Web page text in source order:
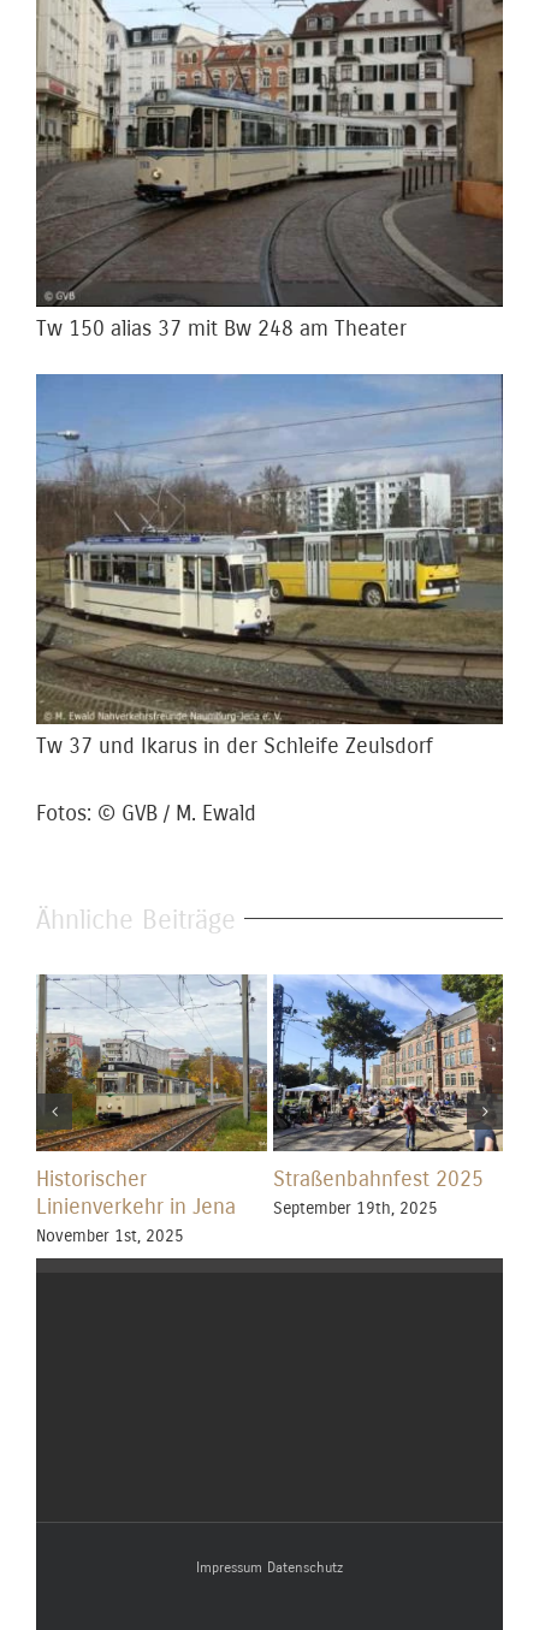
Tw 150 alias 37 mit Bw 248 am Theater
Tw 37 und Ikarus in der Schleife Zeulsdorf
Fotos: © GVB / M. Ewald
Ähnliche Beiträge
Historischer
Linienverkehr in Jena
November 1st, 2025
Straßenbahnfest 2025
September 19th, 2025
Impressum Datenschutz